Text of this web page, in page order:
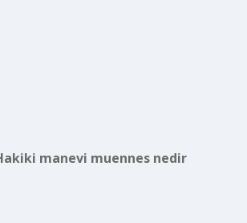
manevi muennes nedir